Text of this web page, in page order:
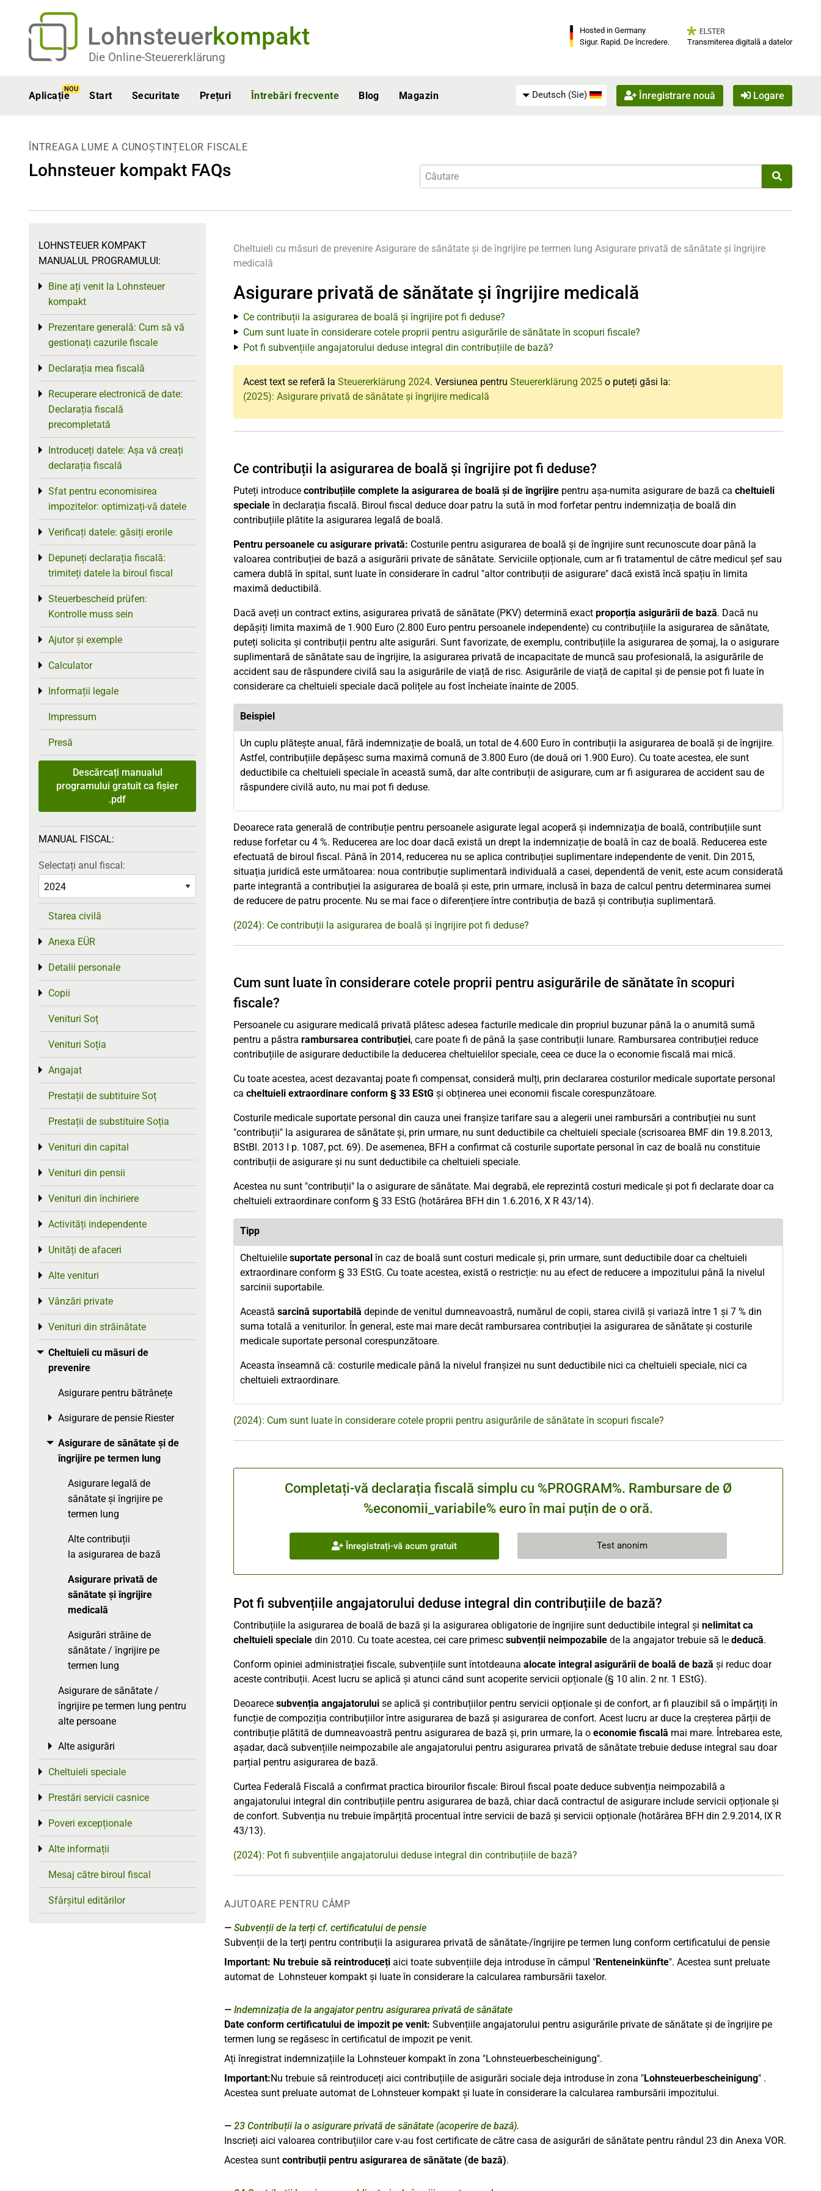
Lohnsteuerkompakt
Die Online-Steuererklärung
Hosted in Germany
Sigur. Rapid. De încredere.
Transmiterea digitală a datelor
Aplicație
NOU
Start Securitate Prețuri Întrebări frecvente Blog Magazin Deutsch (Sie) Înregistrare nouă Logare
ÎNTREAGA LUME A CUNOȘTINȚELOR FISCALE
Lohnsteuer kompakt FAQs
Cheltuieli cu măsuri de prevenire Asigurare de sănătate și de îngrijire pe termen lung Asigurare privată de sănătate și îngrijire
medicală
Asigurare privată de sănătate și îngrijire medicală
Ce contribuții la asigurarea de boală și îngrijire pot fi deduse?
Cum sunt luate în considerare cotele proprii pentru asigurările de sănătate în scopuri fiscale?
Pot fi subvențiile angajatorului deduse integral din contribuțiile de bază?
Acest text se referă la Steuererklärung 2024. Versiunea pentru Steuererklärung 2025 o puteți găsi la:
(2025): Asigurare privată de sănătate și îngrijire medicală
Ce contribuții la asigurarea de boală și îngrijire pot fi deduse?
Puteți introduce contribuțiile complete la asigurarea de boală și de îngrijire pentru așa-numita asigurare de bază ca cheltuieli
specialeîn declarația fiscală. Biroul fiscal deduce doar patru la sută în mod forfetar pentru indemnizația de boală din
contribuțiile plătite la asigurarea legală de boală.
Pentru persoanele cu asigurare privată: Costurile pentru asigurarea de boală și de îngrijire sunt recunoscute doar până la
valoarea contribuției de bază a asigurării private de sănătate. Serviciile opționale, cum ar fi tratamentul de către medicul șef sau
camera dublă în spital, sunt luate în considerare în cadrul "altor contribuții de asigurare" dacă există încă spațiu în limita
maximă deductibilă.
Dacă aveți un contract extins, asigurarea privată de sănătate (PKV) determină exact proporția asigurării de bază. Dacă nu
depășiți limita maximă de 1.900 Euro (2.800 Euro pentru persoanele independente) cu contribuțiile la asigurarea de sănătate,
puteți solicita și contribuții pentru alte asigurări. Sunt favorizate, de exemplu, contribuțiile la asigurarea de șomaj, la o asigurare
suplimentară de sănătate sau de îngrijire, la asigurarea privată de incapacitate de muncă sau profesională, la asigurările de
accident sau de răspundere civilă sau la asigurările de viață de risc. Asigurările de viață de capital și de pensie pot fi luate în
considerare ca cheltuieli speciale dacă polițele au fost încheiate înainte de 2005.
Beispiel
Un cuplu plătește anual, fără indemnizație de boală, un total de 4.600 Euro în contribuții la asigurarea de boală și de îngrijire.
Astfel, contribuțiile depășesc suma maximă comună de 3.800 Euro (de două ori 1.900 Euro). Cu toate acestea, ele sunt
deductibile ca cheltuieli speciale în această sumă, dar alte contribuții de asigurare, cum ar fi asigurarea de accident sau de
răspundere civilă auto, nu mai pot fi deduse.
Deoarece rata generală de contribuție pentru persoanele asigurate legal acoperă și indemnizația de boală, contribuțiile sunt
reduse forfetar cu 4 %. Reducerea are loc doar dacă există un drept la indemnizație de boală în caz de boală. Reducerea este
efectuată de biroul fiscal. Până în 2014, reducerea nu se aplica contribuției suplimentare independente de venit. Din 2015,
situația juridică este următoarea: noua contribuție suplimentară individuală a casei, dependentă de venit, este acum considerată
parte integrantă a contribuției la asigurarea de boală și este, prin urmare, inclusă în baza de calcul pentru determinarea sumei
de reducere de patru procente. Nu se mai face o diferențiere între contribuția de bază și contribuția suplimentară.
(2024): Ce contribuții la asigurarea de boală și îngrijire pot fi deduse?
Cum sunt luate în considerare cotele proprii pentru asigurările de sănătate în scopuri
fiscale?
Persoanele cu asigurare medicală privată plătesc adesea facturile medicale din propriul buzunar până la o anumită sumă
pentru a păstra rambursarea contribuției, care poate fi de până la șase contribuții lunare. Rambursarea contribuției reduce
contribuțiile de asigurare deductibile la deducerea cheltuielilor speciale, ceea ce duce la o economie fiscală mai mică.
Cu toate acestea, acest dezavantaj poate fi compensat, consideră mulți, prin declararea costurilor medicale suportate personal
ca cheltuieli extraordinare conform § 33 EStG și obținerea unei economii fiscale corespunzătoare.
Costurile medicale suportate personal din cauza unei franșize tarifare sau a alegerii unei rambursări a contribuției nu sunt
"contribuții" la asigurarea de sănătate și, prin urmare, nu sunt deductibile ca cheltuieli speciale (scrisoarea BMF din 19.8.2013,
BStBl. 2013 I p. 1087, pct. 69). De asemenea, BFH a confirmat că costurile suportate personal în caz de boală nu constituie
contribuții de asigurare și nu sunt deductibile ca cheltuieli speciale.
Acestea nu sunt "contribuții" la o asigurare de sănătate. Mai degrabă, ele reprezintă costuri medicale și pot fi declarate doar ca
cheltuieli extraordinare conform § 33 EStG (hotărârea BFH din 1.6.2016, X R 43/14).
Tipp
Cheltuielile suportate personalîn caz de boală sunt costuri medicale și, prin urmare, sunt deductibile doar ca cheltuieli
extraordinare conform § 33 EStG. Cu toate acestea, există o restricție: nu au efect de reducere a impozitului până la nivelul
sarcinii suportabile.
Această sarcină suportabilă depinde de venitul dumneavoastră, numărul de copii, starea civilă și variază între 1 și 7 % din
suma totală a veniturilor. În general, este mai mare decât rambursarea contribuției la asigurarea de sănătate și costurile
medicale suportate personal corespunzătoare.
Aceasta înseamnă că: costurile medicale până la nivelul franșizei nu sunt deductibile nici ca cheltuieli speciale, nici ca
cheltuieli extraordinare.
(2024): Cum sunt luate în considerare cotele proprii pentru asigurările de sănătate în scopuri fiscale?
Completați-vă declarația fiscală simplu cu %PROGRAM%. Rambursare de Ø
%economii_variabile% euro în mai puțin de o oră.
Înregistrați-vă acum gratuit Test anonim
Pot fi subvențiile angajatorului deduse integral din contribuțiile de bază?
Contribuțiile la asigurarea de boală de bază și la asigurarea obligatorie de îngrijire sunt deductibile integral și nelimitat ca
cheltuieli speciale din 2010. Cu toate acestea, cei care primesc subvenții neimpozabile de la angajator trebuie să le deducă.
Conform opiniei administrației fiscale, subvențiile sunt întotdeauna alocate integral asigurării de boală de bază și reduc doar
aceste contribuții. Acest lucru se aplică și atunci când sunt acoperite servicii opționale (§ 10 alin. 2 nr. 1 EStG).
Deoarece subvenția angajatorului se aplică și contribuțiilor pentru servicii opționale și de confort, ar fi plauzibil să o împărțiți în
funcție de compoziția contribuțiilor între asigurarea de bază și asigurarea de confort. Acest lucru ar duce la creșterea părții de
contribuție plătită de dumneavoastră pentru asigurarea de bază și, prin urmare, la o economie fiscală mai mare. Întrebarea este,
așadar, dacă subvențiile neimpozabile ale angajatorului pentru asigurarea privată de sănătate trebuie deduse integral sau doar
parțial pentru asigurarea de bază.
Curtea Federală Fiscală a confirmat practica birourilor fiscale: Biroul fiscal poate deduce subvenția neimpozabilă a
angajatorului integral din contribuțiile pentru asigurarea de bază, chiar dacă contractul de asigurare include servicii opționale și
de confort. Subvenția nu trebuie împărțită procentual între servicii de bază și servicii opționale (hotărârea BFH din 2.9.2014, IX R
43/13).
(2024): Pot fi subvențiile angajatorului deduse integral din contribuțiile de bază?
AJUTOARE PENTRU CÂMP
Subvenții de la terți cf. certificatului de pensie
Subvenții de la terți pentru contribuții la asigurarea privată de sănătate-/îngrijire pe termen lung conform certificatului de pensie
Important: Nu trebuie să reintroduceți aici toate subvențiile deja introduse în câmpul "Renteneinkünfte". Acestea sunt preluate
automat de Lohnsteuer kompakt și luate în considerare la calcularea rambursării taxelor.
Indemnizația de la angajator pentru asigurarea privată de sănătate
Date conform certificatului de impozit pe venit: Subvențiile angajatorului pentru asigurările private de sănătate și de îngrijire pe
termen lung se regăsesc în certificatul de impozit pe venit.
Ați înregistrat indemnizațiile la Lohnsteuer kompakt în zona "Lohnsteuerbescheinigung".
Important:Nu trebuie să reintroduceți aici contribuțiile de asigurări sociale deja introduse în zona "Lohnsteuerbescheinigung" .
Acestea sunt preluate automat de Lohnsteuer kompakt și luate în considerare la calcularea rambursării impozitului.
23 Contribuții la o asigurare privată de sănătate (acoperire de bază).
Inscrieți aici valoarea contribuțiilor care v-au fost certificate de către casa de asigurări de sănătate pentru rândul 23 din Anexa VOR.
Acestea sunt contribuții pentru asigurarea de sănătate (de bază).
LOHNSTEUER KOMPAKT
MANUALUL PROGRAMULUI:
Bine ați venit la Lohnsteuer
kompakt
Toggle menu
Prezentare generală: Cum să vă
gestionați cazurile fiscale
Toggle menu
Declarația mea fiscală
Toggle menu
Recuperare electronică de date:
Declarația fiscală
precompletată
Toggle menu
Introduceți datele: Așa vă creați
declarația fiscală
Toggle menu
Sfat pentru economisirea
impozitelor: optimizați-vă datele
Toggle menu
Verificați datele: găsiți erorile
Toggle menu
Depuneți declarația fiscală:
trimiteți datele la biroul fiscal
Toggle menu
Steuerbescheid prüfen:
Kontrolle muss sein
Toggle menu
Ajutor și exemple
Toggle menu
Calculator
Toggle menu
Informații legale
Toggle menu
Impressum
Presă
Descărcați manualul
programului gratuit ca fișier
.pdf
MANUAL FISCAL:
Selectați anul fiscal:
Starea civilă
Anexa EÜR
Toggle menu
Detalii personale
Toggle menu
Copii
Toggle menu
Venituri Soț
Venituri Soția
Angajat
Toggle menu
Prestații de subtituire Soț
Prestații de substituire Soția
Venituri din capital
Toggle menu
Venituri din pensii
Toggle menu
Venituri din închiriere
Toggle menu
Activități independente
Toggle menu
Unități de afaceri
Toggle menu
Alte venituri
Toggle menu
Vânzări private
Toggle menu
Venituri din străinătate
Toggle menu
Cheltuieli cu măsuri de
prevenire
Toggle menu
Asigurare pentru bătrânețe
Asigurare de pensie Riester
Toggle menu
Asigurare de sănătate și de
îngrijire pe termen lung
Toggle menu
Asigurare legală de
sănătate și îngrijire pe
termen lung
Alte contribuții
la asigurarea de bază
Asigurare privată de
sănătate și îngrijire
medicală
Asigurări străine de
sănătate / îngrijire pe
termen lung
Asigurare de sănătate /
îngrijire pe termen lung pentru
alte persoane
Alte asigurări
Toggle menu
Cheltuieli speciale
Toggle menu
Prestări servicii casnice
Toggle menu
Poveri excepționale
Toggle menu
Alte informații
Toggle menu
Mesaj către biroul fiscal
Sfârșitul editărilor